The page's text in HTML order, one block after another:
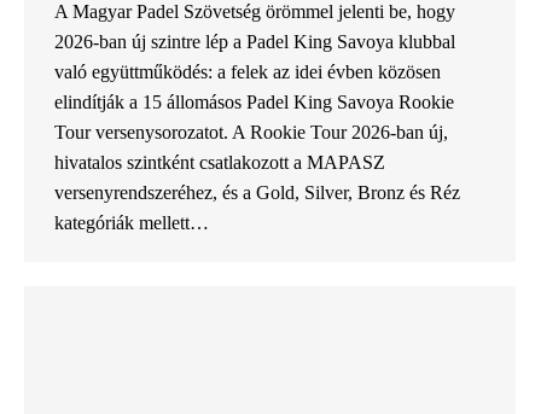
A Magyar Padel Szövetség örömmel jelenti be, hogy
2026-ban új szintre lép a Padel King Savoya klubbal
való együttműködés: a felek az idei évben közösen
elindítják a 15 állomásos Padel King Savoya Rookie
Tour versenysorozatot. A Rookie Tour 2026-ban új,
hivatalos szintként csatlakozott a MAPASZ
versenyrendszeréhez, és a Gold, Silver, Bronz és Réz
kategóriák mellett…